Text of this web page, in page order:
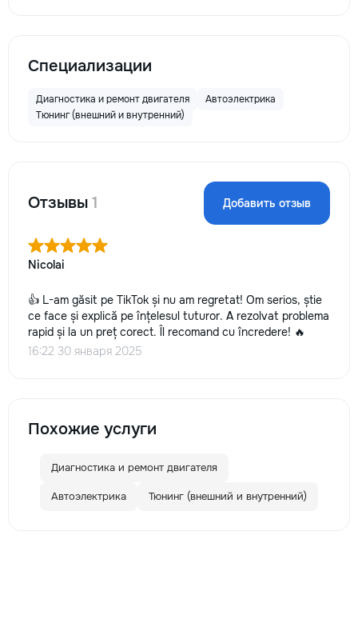
Специализации
Диагностика и ремонт двигателя
Автоэлектрика
Тюнинг (внешний и внутренний)
Отзывы 1 Добавить отзыв
Nicolai
👍 L-am găsit pe TikTok și nu am regretat! Om serios, știe
ce face și explică pe înțelesul tuturor. A rezolvat problema
rapid și la un preț corect. Îl recomand cu încredere! 🔥
16:22 30 января 2025
Похожие услуги
Диагностика и ремонт двигателя
Автоэлектрика Тюнинг (внешний и внутренний)